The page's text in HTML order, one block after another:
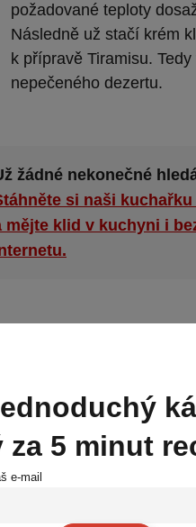
požadované teploty
Následně už stačí krém
k přípravě Tiramisu.
nepečeného dezertu.
žádné nekonečné
si naši
mějte klid v kuchyni i
5 minut
e-mail